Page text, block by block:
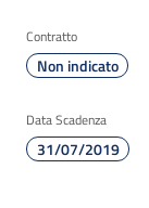
Contratto
Non indicato
Data Scadenza
31/07/2019